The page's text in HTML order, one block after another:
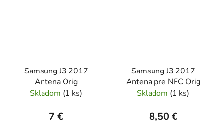
Samsung J3 2017
Antena Orig
Skladom (1 ks)
7 €
Samsung J3 2017
Antena pre NFC Orig
Skladom (1 ks)
8,50 €